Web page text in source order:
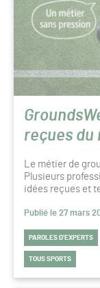
reçues du
Le métier de
Plusieurs
idées reçues et
Publié le 27 mars
PAROLES D’EXPERTS
TOUS SPORTS